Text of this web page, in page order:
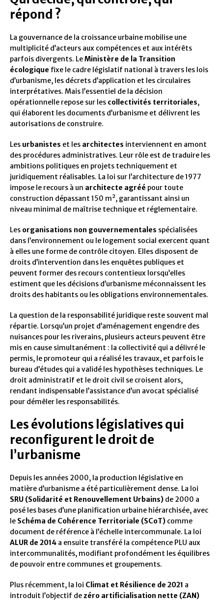
répond ?
La gouvernance de la croissance urbaine mobilise une
multiplicité d’acteurs aux compétences et aux intérêts
parfois divergents. LeMinistère de la Transition
écologique fixe le cadre législatif national à travers les lois
d’urbanisme, les décrets d’application et les circulaires
interprétatives. Mais l’essentiel de la décision
opérationnelle repose sur les collectivités territoriales,
qui élaborent les documents d’urbanisme et délivrent les
autorisations de construire.
Les urbanistes et les architectes interviennent en amont
des procédures administratives. Leur rôle est de traduire les
ambitions politiques en projets techniquement et
juridiquement réalisables. La loi sur l’architecture de 1977
impose le recours à un architecte agréé pour toute
construction dépassant 150 m², garantissant ainsi un
niveau minimal de maîtrise technique et réglementaire.
Les organisations non gouvernementales spécialisées
dans l’environnement ou le logement social exercent quant
à elles une forme de contrôle citoyen. Elles disposent de
droits d’intervention dans les enquêtes publiques et
peuvent former des recours contentieux lorsqu’elles
estiment que les décisions d’urbanisme méconnaissent les
droits des habitants ou les obligations environnementales.
La question de la responsabilité juridique reste souvent mal
répartie. Lorsqu’un projet d’aménagement engendre des
nuisances pour les riverains, plusieurs acteurs peuvent être
mis en cause simultanément : la collectivité qui a délivré le
permis, le promoteur qui a réalisé les travaux, et parfois le
bureau d’études qui a validé les hypothèses techniques. Le
droit administratif et le droit civil se croisent alors,
rendant indispensable l’assistance d’un avocat spécialisé
pour démêler les responsabilités.
Les évolutions législatives qui
reconfigurent le droit de
l’urbanisme
Depuis les années 2000, la production législative en
matière d’urbanisme a été particulièrement dense. La loi
SRU (Solidarité et Renouvellement Urbains) de 2000 a
posé les bases d’une planification urbaine hiérarchisée, avec
le Schéma de Cohérence Territoriale (SCoT) comme
document de référence à l’échelle intercommunale. La loi
ALUR de 2014 a ensuite transféré la compétence PLU aux
intercommunalités, modifiant profondément les équilibres
de pouvoir entre communes et groupements.
Plus récemment, la loi Climat et Résilience de 2021 a
introduit l’objectif dezéro artificialisation nette (ZAN)